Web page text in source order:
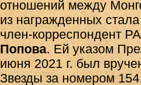
отношений между
из награжденных
член-корреспондент
Попова. Ей указом
июня 2021 г. был
Звезды за номером